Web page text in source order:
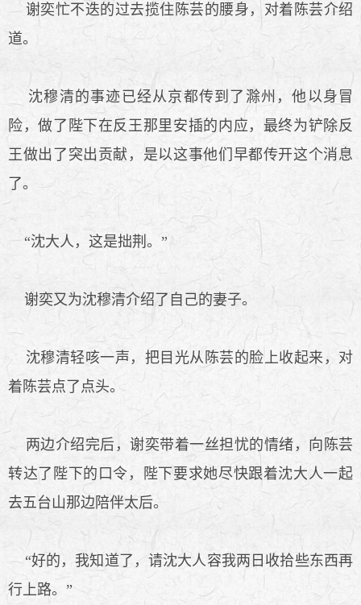
谢奕忙不迭的过去揽住陈芸的腰身，对着陈芸介绍
道。
沈穆清的事迹已经从京都传到了滁州，他以身冒
险，做了陛下在反王那里安插的内应，最终为铲除反
王做出了突出贡献，是以这事他们早都传开这个消息
了。
“沈大人，这是拙荆。”
谢奕又为沈穆清介绍了自己的妻子。
沈穆清轻咳一声，把目光从陈芸的脸上收起来，对
着陈芸点了点头。
两边介绍完后，谢奕带着一丝担忧的情绪，向陈芸
转达了陛下的口令，陛下要求她尽快跟着沈大人一起
去五台山那边陪伴太后。
“好的，我知道了，请沈大人容我两日收拾些东西再
行上路。”